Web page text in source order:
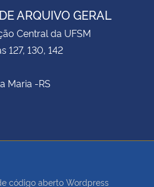
ARQUIVO GERAL
Central da UFSM
127, 130, 142
Maria -RS
código aberto Wordpress